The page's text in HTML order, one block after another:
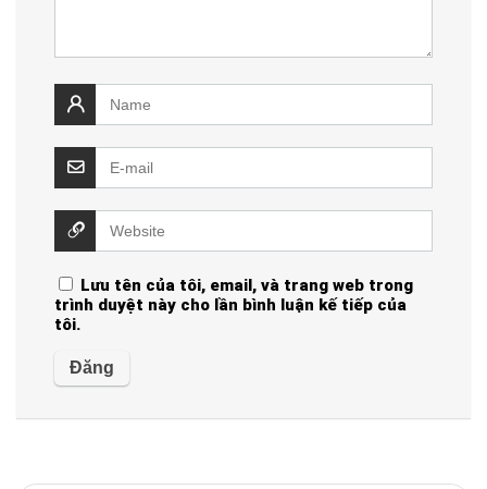
Lưu tên của tôi, email, và trang web trong
trình duyệt này cho lần bình luận kế tiếp của
tôi.